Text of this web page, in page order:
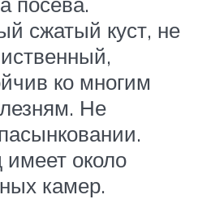
сжатый куст, не
ко многим
Не
около
камер.